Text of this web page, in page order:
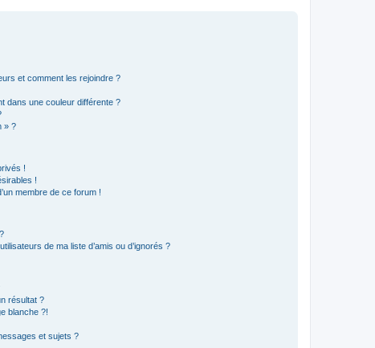
et comment les rejoindre ?
dans une couleur différente ?
» ?
!
!
membre de ce forum !
de ma liste d’amis ou d’ignorés ?
résultat ?
blanche ?!
et sujets ?